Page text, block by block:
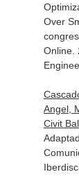
Over
Online.
Angel,
Civit